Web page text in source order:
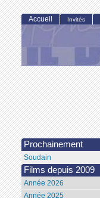
Accueil Invités
Prochainement
Soudain
Films depuis 2009
Année 2026
Année 2025